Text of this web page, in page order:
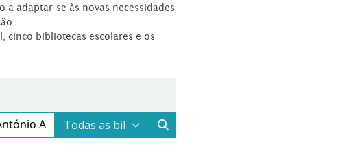
a adaptar-se às novas necessidades
cinco bibliotecas escolares e os